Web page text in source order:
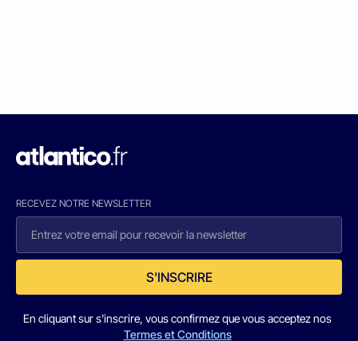
RECEVEZ NOTRE NEWSLETTER
S'INSCRIRE
En cliquant sur s'inscrire, vous confirmez que vous acceptez nos
Termes et Conditions